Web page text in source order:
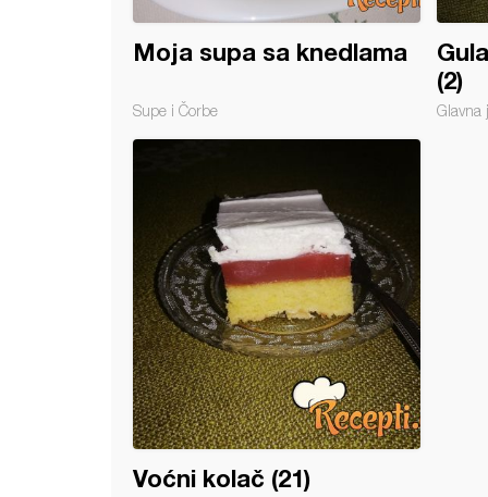
Moja supa sa knedlama
Supe i Čorbe
(2)
Glavna
Voćni kolač (21)